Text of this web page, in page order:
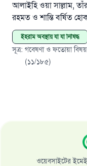
আলাইহি ওয়া সাল্লাম,
রহমত ও শান্তি বর্ষিত
ইহরাম অবস্থায় যা যা নিষিদ্ধ
সূত্র: গবেষণা ও ফতোয়া
(১১/১৮৫)
ওয়েবসাইটের
উম্মাহকে
রাসূল
যে ব্যক্তি সৎ